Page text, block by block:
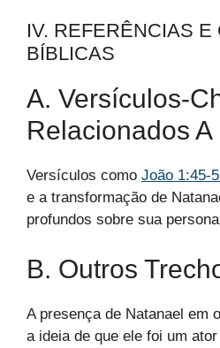
IV. REFERÊNCIAS E
BÍBLICAS
A. Versículos-
Relacionados A
Versículos como João 1:45-
e a transformação de
profundos sobre sua
B. Outros
A presença de Natanael em
a ideia de que ele foi um